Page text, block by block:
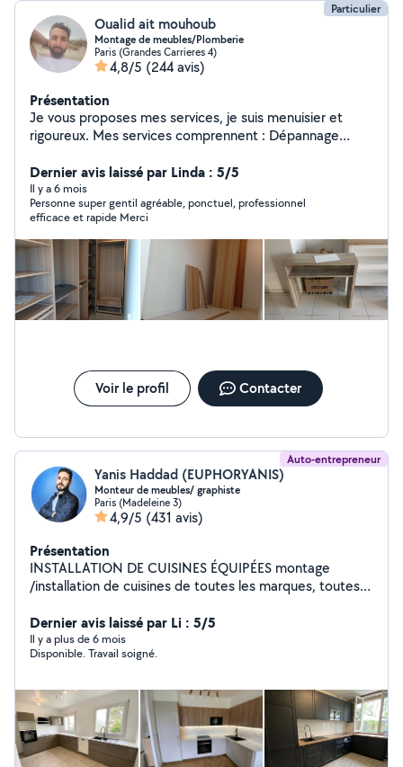
Particulier
Oualid ait mouhoub
Montage de meubles/Plomberie
Paris (Grandes Carrieres 4)
4,8/5 (244 avis)
Présentation
Je vous proposes mes services, je suis menuisier et
rigoureux. Mes services comprennent : Dépannage
Petit Bricolages Le Nettoyage à domicile Le Nettoyage
après chantier Disponible N'hésitez pas pas à me
contacter pour plus d'information.
Dernier avis laissé par Linda : 5/5
Il y a 6 mois
Personne super gentil agréable, ponctuel, professionnel
efficace et rapide Merci
Voir le profil Contacter
Auto-entrepreneur
Yanis Haddad (EUPHORYANIS)
Monteur de meubles/ graphiste
Paris (Madeleine 3)
4,9/5 (431 avis)
Présentation
INSTALLATION DE CUISINES ÉQUIPÉES montage
/installation de cuisines de toutes les marques, toutes
MEUBLE EN KIT Je suis Bricoleur avec plusieurs années
d'expérience en bâtiment, en bricolage ... je propose
mes services en montage de meubles en kit. site web:
pour toutes vos demandes en graphisme et illustrations
( identité visuelle, affiches, flyer, carte de visite ,
couverture de livre, illustrations )
Dernier avis laissé par Li : 5/5
Il y a plus de 6 mois
Disponible. Travail soigné.